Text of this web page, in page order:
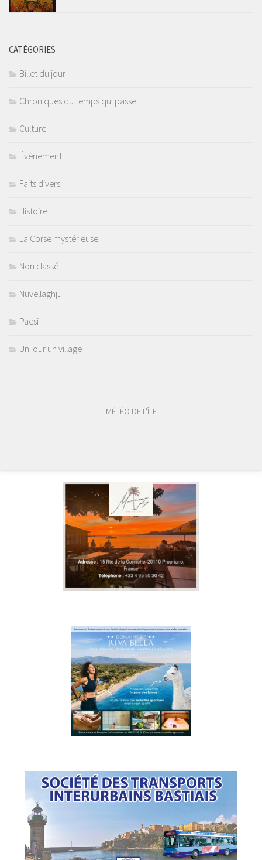
CATÉGORIES
Billet du jour
Chroniques du temps qui passe
Culture
Évènement
Faits divers
Histoire
La Corse mystérieuse
Non classé
Nuvellaghju
Paesi
Un jour un village
MÉTÉO DE L'ÎLE